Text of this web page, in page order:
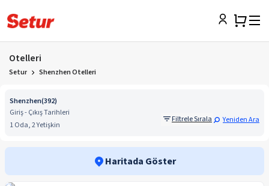
Otelleri
Setur Shenzhen Otelleri
Shenzhen(392)
Giriş - Çıkış Tarihleri
1 Oda, 2 Yetişkin
Filtrele Sırala Yeniden Ara
Haritada Göster